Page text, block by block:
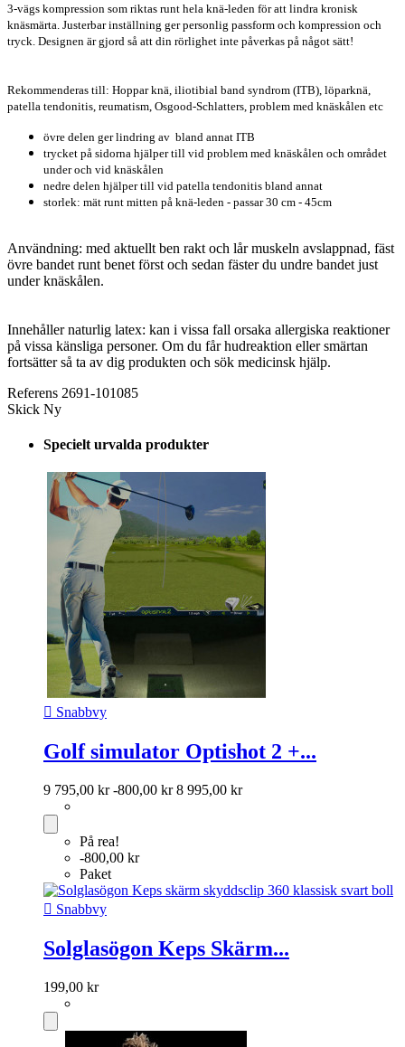
3-vägs kompression som riktas runt hela knä-leden för att lindra kronisk
knäsmärta. Justerbar inställning ger personlig passform och kompression och
tryck. Designen är gjord så att din rörlighet inte påverkas på något sätt!
Rekommenderas till: Hoppar knä, iliotibial band syndrom (ITB), löparknä,
patella tendonitis, reumatism, Osgood-Schlatters, problem med knäskålen etc
övre delen ger lindring av bland annat ITB
trycket på sidorna hjälper till vid problem med knäskålen och området
under och vid knäskålen
nedre delen hjälper till vid patella tendonitis bland annat
storlek: mät runt mitten på knä-leden - passar 30 cm - 45cm
Användning: med aktuellt ben rakt och lår muskeln avslappnad, fäst
övre bandet runt benet först och sedan fäster du undre bandet just
under knäskålen.
Innehåller naturlig latex: kan i vissa fall orsaka allergiska reaktioner
på vissa känsliga personer. Om du får hudreaktion eller smärtan
fortsätter så ta av dig produkten och sök medicinsk hjälp.
Referens 2691-101085
Skick Ny
Specielt urvalda produkter
 Snabbvy
Golf simulator Optishot 2 +...
9 795,00 kr -800,00 kr 8 995,00 kr
På rea!
-800,00 kr
Paket
 Snabbvy
Solglasögon Keps Skärm...
199,00 kr